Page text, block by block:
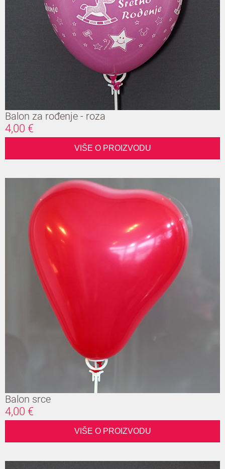
Balon za rođenje - roza
4,00 €
VIŠE O PROIZVODU
Balon srce
4,00 €
VIŠE O PROIZVODU